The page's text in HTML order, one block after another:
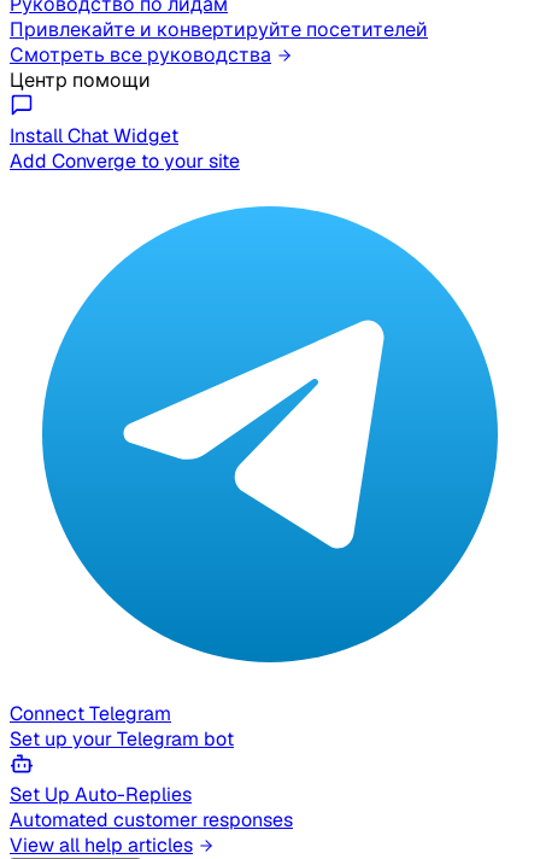
Привлекайте и конвертируйте посетителей
Смотреть все руководства
Центр помощи
Install Chat Widget
Add Converge to your site
Connect Telegram
Set up your Telegram bot
Set Up Auto-Replies
Automated customer responses
View all help articles